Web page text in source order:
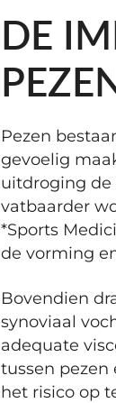
DE
Pezen
gevoelig
uitdroging de
vatbaarder
*Sports
de vorming
Bovendien
synoviaal
adequate
tussen
het risico op